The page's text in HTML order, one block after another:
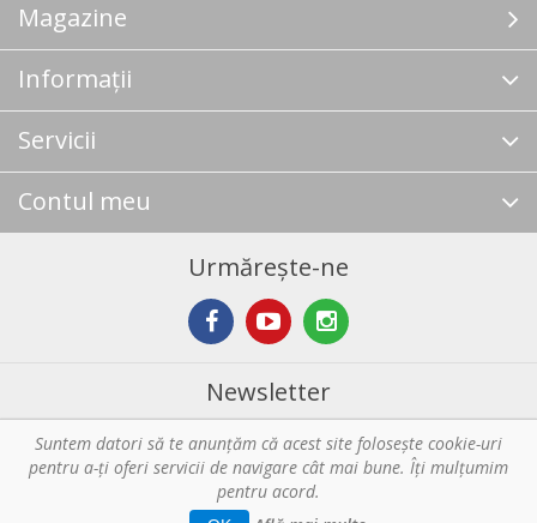
Magazine
Informații
Servicii
Contul meu
Urmărește-ne
Newsletter
Abonare
Copyright © 2026 Horeca - Pentru profesionistii din bucatarie. Toate
Suntem datori să te anunţăm că acest site foloseşte cookie-uri
pentru a-ți oferi servicii de navigare cât mai bune. Îţi mulțumim
pentru acord.